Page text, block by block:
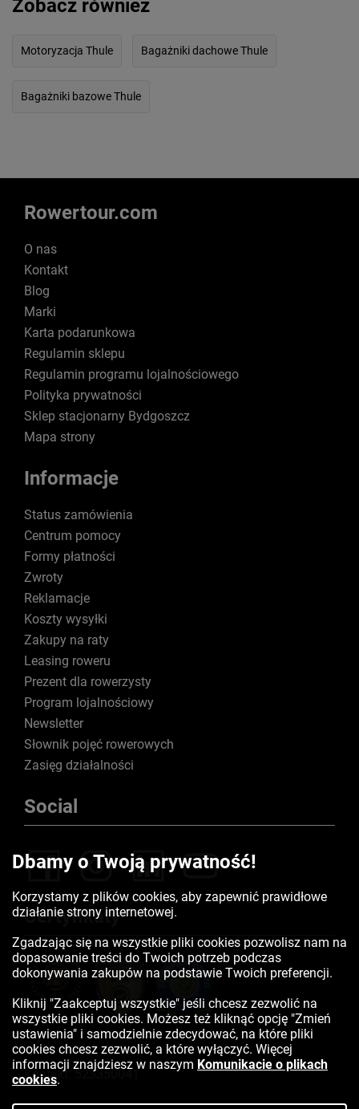
Zobacz również
Motoryzacja Thule Bagażniki dachowe Thule
Bagażniki bazowe Thule
Rowertour.com
O nas
Kontakt
Blog
Marki
Karta podarunkowa
Regulamin sklepu
Regulamin programu lojalnościowego
Polityka prywatności
Sklep stacjonarny Bydgoszcz
Mapa strony
Informacje
Status zamówienia
Centrum pomocy
Formy płatności
Zwroty
Reklamacje
Koszty wysyłki
Zakupy na raty
Leasing roweru
Prezent dla rowerzysty
Program lojalnościowy
Newsletter
Słownik pojęć rowerowych
Zasięg działalności
Social
Certyfikaty
Kontakt:523350041
Dbamy o Twoją prywatność!
Korzystamy z plików cookies, aby zapewnić prawidłowe
działanie strony internetowej.
Zgadzając się na wszystkie pliki cookies pozwolisz nam na
dopasowanie treści do Twoich potrzeb podczas
dokonywania zakupów na podstawie Twoich preferencji.
Kliknij "Zaakceptuj wszystkie" jeśli chcesz zezwolić na
wszystkie pliki cookies. Możesz też kliknąć opcję "Zmień
ustawienia" i samodzielnie zdecydować, na które pliki
cookies chcesz zezwolić, a które wyłączyć. Więcej
informacji znajdziesz w naszym Komunikacie o plikach
cookies.